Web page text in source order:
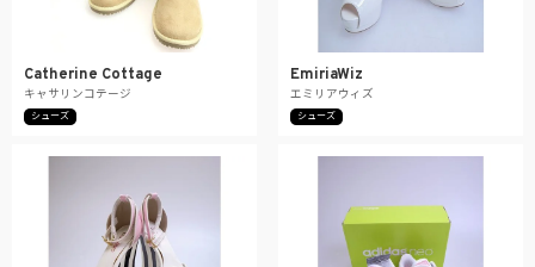
Catherine Cottage
キャサリンコテージ
シューズ
EmiriaWiz
エミリアウィズ
シューズ